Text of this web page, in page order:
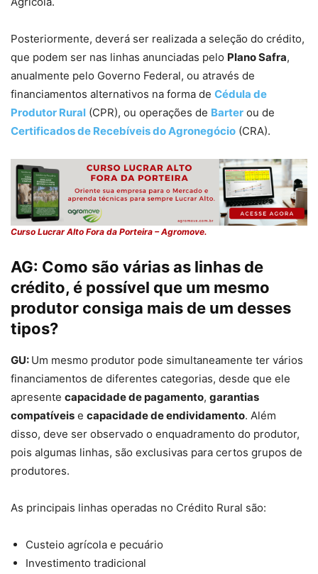
Posteriormente, deverá ser realizada a seleção do crédito,
que podem ser nas linhas anunciadas pelo Plano Safra,
anualmente pelo Governo Federal, ou através de
financiamentos alternativos na forma de Cédula de
Produtor Rural (CPR), ou operações de Barter ou de
Certificados de Recebíveis do Agronegócio (CRA).
Curso Lucrar Alto Fora da Porteira – Agromove.
AG: Como são várias as linhas de
crédito, é possível que um mesmo
produtor consiga mais de um desses
tipos?
GU: Um mesmo produtor pode simultaneamente ter vários
financiamentos de diferentes categorias, desde que ele
apresente capacidade de pagamento, garantias
compatíveis e capacidade de endividamento. Além
disso, deve ser observado o enquadramento do produtor,
pois algumas linhas, são exclusivas para certos grupos de
produtores.
As principais linhas operadas no Crédito Rural são:
Custeio agrícola e pecuário
Investimento tradicional